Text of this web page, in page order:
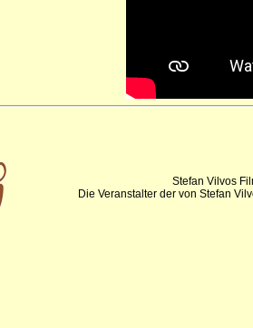
Stefan Vilvos
Die Veranstalter der von Stefan